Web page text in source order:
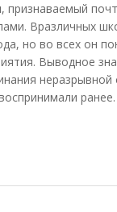
признаваемый
Вразличных
но во всех он
Выводное
ранее.